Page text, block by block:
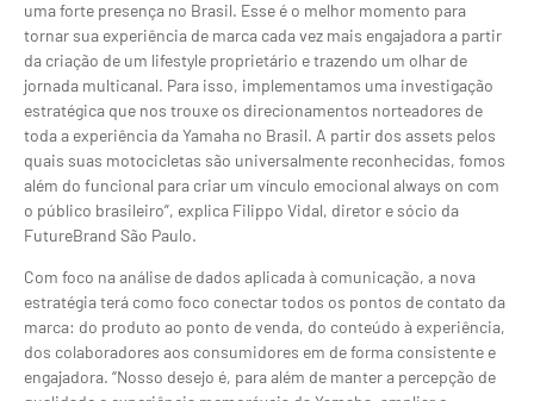
uma forte presença no Brasil. Esse é o melhor momento para
tornar sua experiência de marca cada vez mais engajadora a partir
da criação de um lifestyle proprietário e trazendo um olhar de
jornada multicanal. Para isso, implementamos uma investigação
estratégica que nos trouxe os direcionamentos norteadores de
toda a experiência da Yamaha no Brasil. A partir dos assets pelos
quais suas motocicletas são universalmente reconhecidas, fomos
além do funcional para criar um vínculo emocional always on com
o público brasileiro”, explica Filippo Vidal, diretor e sócio da
FutureBrand São Paulo.
Com foco na análise de dados aplicada à comunicação, a nova
estratégia terá como foco conectar todos os pontos de contato da
marca: do produto ao ponto de venda, do conteúdo à experiência,
dos colaboradores aos consumidores em de forma consistente e
engajadora. “Nosso desejo é, para além de manter a percepção de